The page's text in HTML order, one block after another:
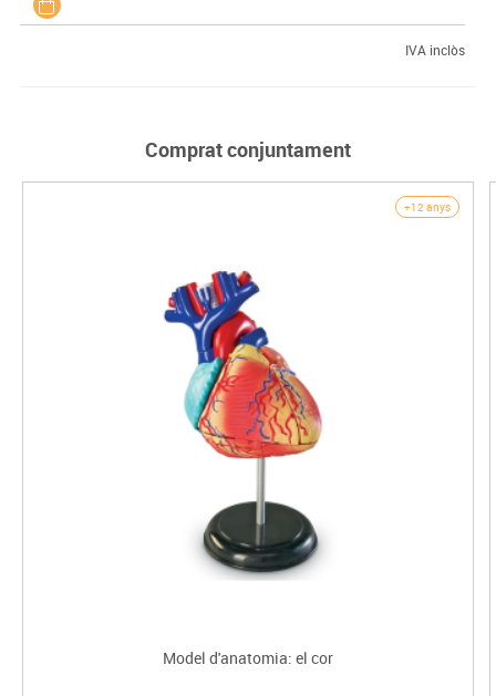
IVA inclòs
Comprat conjuntament
+12 anys
Model d'anatomia: el cor